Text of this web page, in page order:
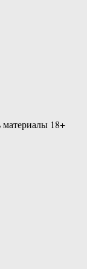
материалы 18+